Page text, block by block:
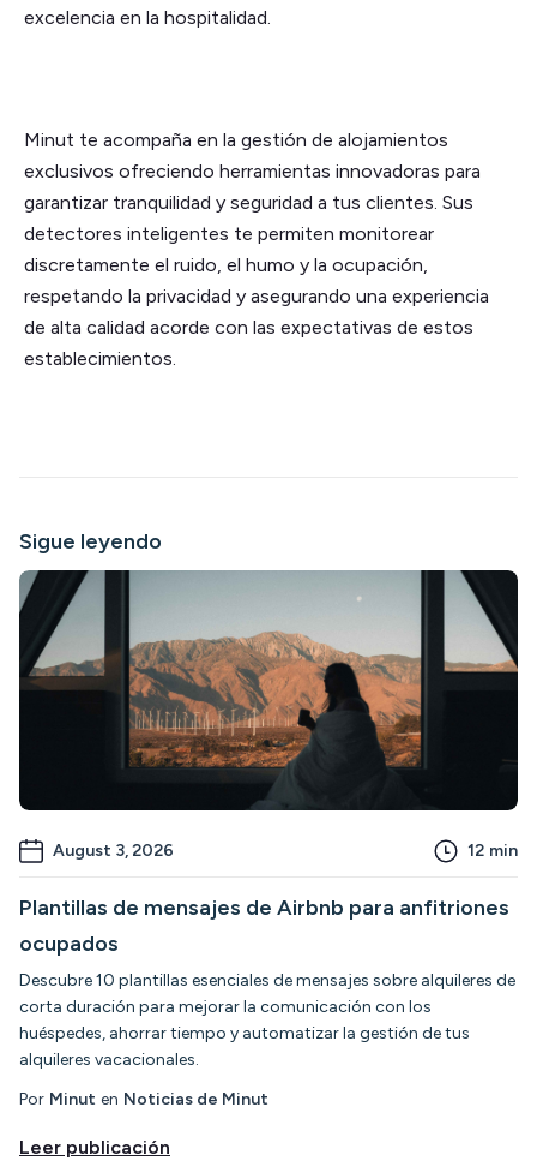
excelencia en la hospitalidad.
Minut te acompaña en la gestión de alojamientos
exclusivos ofreciendo herramientas innovadoras para
garantizar tranquilidad y seguridad a tus clientes. Sus
detectores inteligentes te permiten monitorear
discretamente el ruido, el humo y la ocupación,
respetando la privacidad y asegurando una experiencia
de alta calidad acorde con las expectativas de estos
establecimientos.
Sigue leyendo
August 3, 2026 12 min
Plantillas de mensajes de Airbnb para anfitriones
ocupados
Descubre 10 plantillas esenciales de mensajes sobre alquileres de
corta duración para mejorar la comunicación con los
huéspedes, ahorrar tiempo y automatizar la gestión de tus
alquileres vacacionales.
Por Minut en Noticias de Minut
Leer publicación